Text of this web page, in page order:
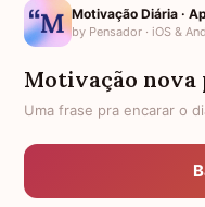
Motivação Diária ·
by Pensador · iOS &
Motivação nova
Uma frase pra encarar o